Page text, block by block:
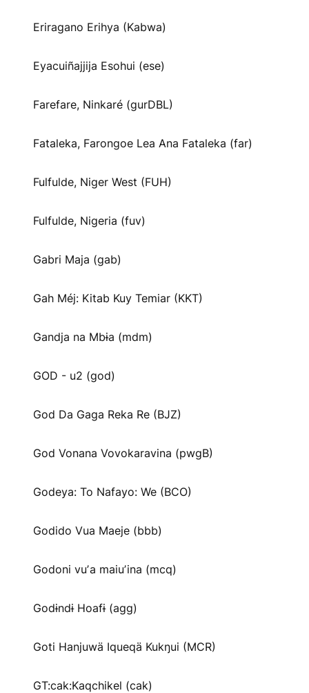
Eriragano Erihya (Kabwa)
Eyacuiñajjija Esohui (ese)
Farefare, Ninkaré (gurDBL)
Fataleka, Farongoe Lea Ana Fataleka (far)
Fulfulde, Niger West (FUH)
Fulfulde, Nigeria (fuv)
Gabri Maja (gab)
Gah Méj: Kitab Kuy Temiar (KKT)
Gandja na Mbɨa (mdm)
GOD - u2 (god)
God Da Gaga Reka Re (BJZ)
God Vonana Vovokaravina (pwgB)
Godeya: To Nafayo: We (BCO)
Godido Vua Maeje (bbb)
Godoni vuʼa maiuʼina (mcq)
Godɨndɨ Hoafɨ (agg)
Goti Hanjuwä Iqueqä Kukŋui (MCR)
GT:cak:Kaqchikel (cak)